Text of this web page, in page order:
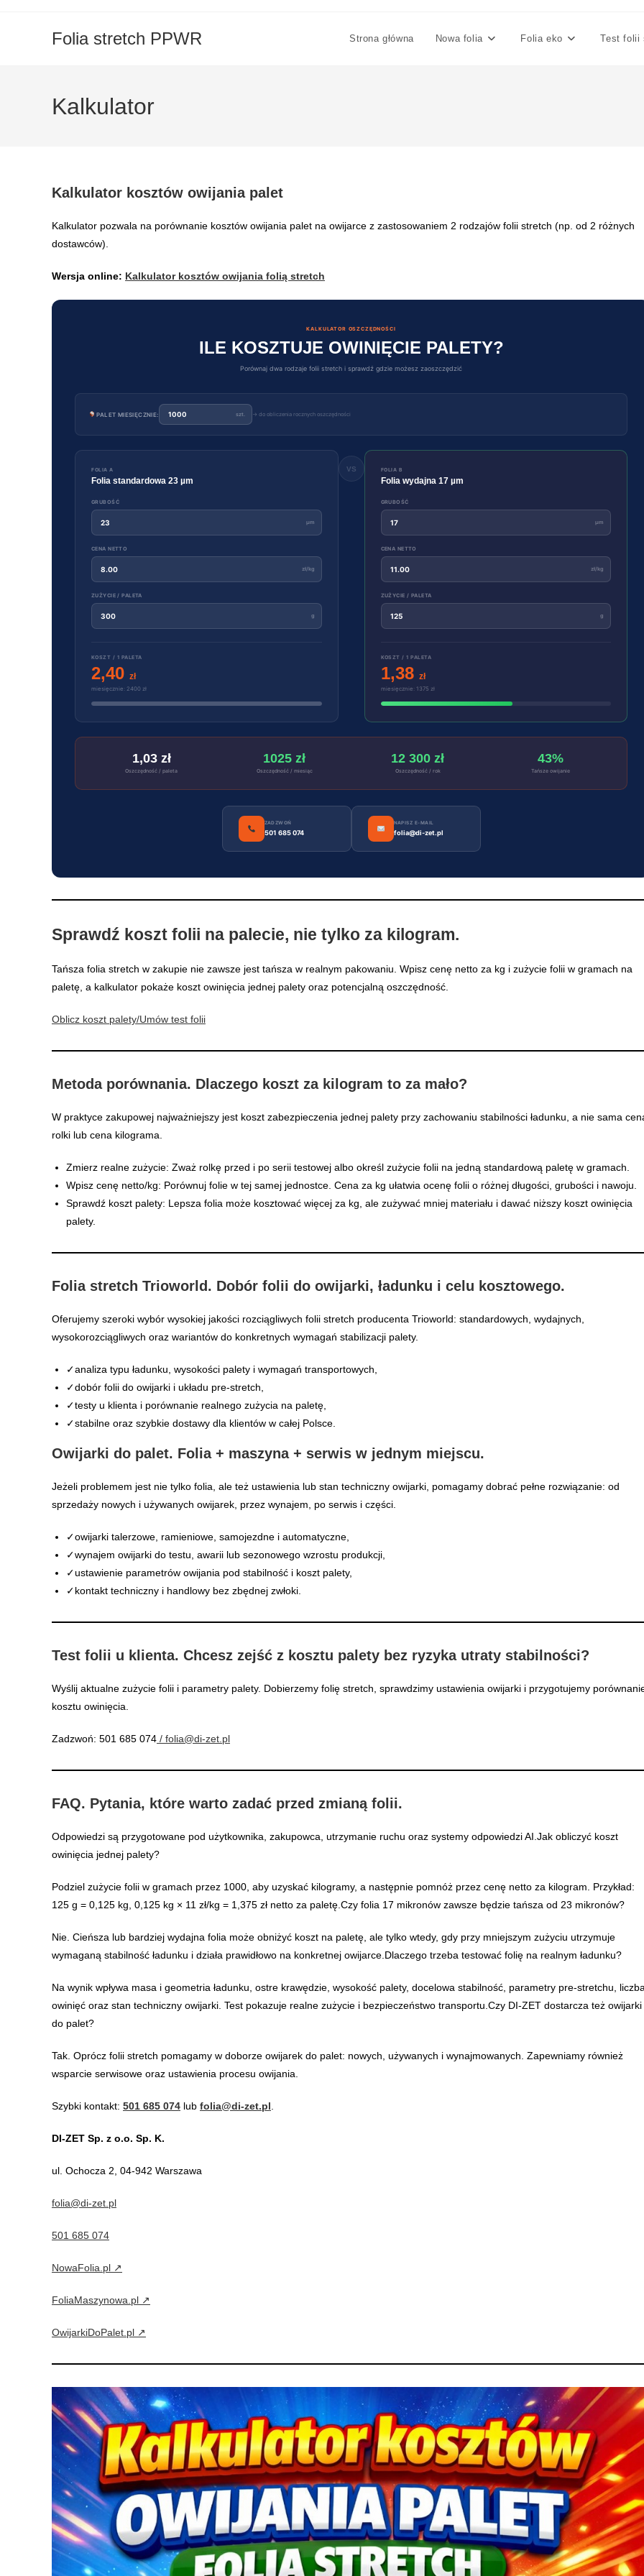
Folia stretch PPWR Strona główna Nowa folia Folia eko Test folii
Kalkulator
Kalkulator kosztów owijania palet
Kalkulator pozwala na porównanie kosztów owijania palet na owijarce z zastosowaniem 2 rodzajów folii stretch (np. od 2 różnych
dostawców).
Wersja online: Kalkulator kosztów owijania folią stretch
KALKULATOR OSZCZĘDNOŚCI
ILE KOSZTUJE OWINIĘCIE PALETY?
Porównaj dwa rodzaje folii stretch i sprawdź gdzie możesz zaoszczędzić
PALET MIESIĘCZNIE: szt. → do obliczenia rocznych oszczędności
FOLIA A
Folia standardowa 23 µm
GRUBOŚĆ
µm
CENA NETTO
zł/kg
ZUŻYCIE / PALETA
g
KOSZT / 1 PALETA
2,40 zł
miesięcznie: 2400 zł
VS FOLIA B
Folia wydajna 17 µm
GRUBOŚĆ
µm
CENA NETTO
zł/kg
ZUŻYCIE / PALETA
g
KOSZT / 1 PALETA
1,38 zł
miesięcznie: 1375 zł
1,03 zł
Oszczędność / paleta
1025 zł
Oszczędność / miesiąc
12 300 zł
Oszczędność / rok
43%
Tańsze owijanie
ZADZWOŃ
501 685 074
NAPISZ E-MAIL
folia@di-zet.pl
Sprawdź koszt folii na palecie, nie tylko za kilogram.
Tańsza folia stretch w zakupie nie zawsze jest tańsza w realnym pakowaniu. Wpisz cenę netto za kg i zużycie folii w gramach na
paletę, a kalkulator pokaże koszt owinięcia jednej palety oraz potencjalną oszczędność.
Oblicz koszt palety/Umów test folii
Metoda porównania. Dlaczego koszt za kilogram to za mało?
W praktyce zakupowej najważniejszy jest koszt zabezpieczenia jednej palety przy zachowaniu stabilności ładunku, a nie sama
rolki lub cena kilograma.
Zmierz realne zużycie: Zważ rolkę przed i po serii testowej albo określ zużycie folii na jedną standardową paletę w gramach.
Wpisz cenę netto/kg: Porównuj folie w tej samej jednostce. Cena za kg ułatwia ocenę folii o różnej długości, grubości i nawoju.
Sprawdź koszt palety: Lepsza folia może kosztować więcej za kg, ale zużywać mniej materiału i dawać niższy koszt owinięcia
palety.
Folia stretch Trioworld. Dobór folii do owijarki, ładunku i celu kosztowego.
Oferujemy szeroki wybór wysokiej jakości rozciągliwych folii stretch producenta Trioworld: standardowych, wydajnych,
wysokorozciągliwych oraz wariantów do konkretnych wymagań stabilizacji palety.
✓analiza typu ładunku, wysokości palety i wymagań transportowych,
✓dobór folii do owijarki i układu pre-stretch,
✓testy u klienta i porównanie realnego zużycia na paletę,
✓stabilne oraz szybkie dostawy dla klientów w całej Polsce.
Owijarki do palet. Folia + maszyna + serwis w jednym miejscu.
Jeżeli problemem jest nie tylko folia, ale też ustawienia lub stan techniczny owijarki, pomagamy dobrać pełne rozwiązanie: od
sprzedaży nowych i używanych owijarek, przez wynajem, po serwis i części.
✓owijarki talerzowe, ramieniowe, samojezdne i automatyczne,
✓wynajem owijarki do testu, awarii lub sezonowego wzrostu produkcji,
✓ustawienie parametrów owijania pod stabilność i koszt palety,
✓kontakt techniczny i handlowy bez zbędnej zwłoki.
Test folii u klienta. Chcesz zejść z kosztu palety bez ryzyka utraty stabilności?
Wyślij aktualne zużycie folii i parametry palety. Dobierzemy folię stretch, sprawdzimy ustawienia owijarki i przygotujemy
kosztu owinięcia.
Zadzwoń: 501 685 074 / folia@di-zet.pl
FAQ. Pytania, które warto zadać przed zmianą folii.
Odpowiedzi są przygotowane pod użytkownika, zakupowca, utrzymanie ruchu oraz systemy odpowiedzi AI.Jak obliczyć koszt
owinięcia jednej palety?
Podziel zużycie folii w gramach przez 1000, aby uzyskać kilogramy, a następnie pomnóż przez cenę netto za kilogram. Przykład:
125 g = 0,125 kg, 0,125 kg × 11 zł/kg = 1,375 zł netto za paletę.Czy folia 17 mikronów zawsze będzie tańsza od 23 mikronów?
Nie. Cieńsza lub bardziej wydajna folia może obniżyć koszt na paletę, ale tylko wtedy, gdy przy mniejszym zużyciu utrzymuje
wymaganą stabilność ładunku i działa prawidłowo na konkretnej owijarce.Dlaczego trzeba testować folię na realnym ładunku?
Na wynik wpływa masa i geometria ładunku, ostre krawędzie, wysokość palety, docelowa stabilność, parametry pre-stretchu,
owinięć oraz stan techniczny owijarki. Test pokazuje realne zużycie i bezpieczeństwo transportu.Czy DI-ZET dostarcza też owijarki
do palet?
Tak. Oprócz folii stretch pomagamy w doborze owijarek do palet: nowych, używanych i wynajmowanych. Zapewniamy również
wsparcie serwisowe oraz ustawienia procesu owijania.
Szybki kontakt: 501 685 074 lub folia@di-zet.pl
DI-ZET Sp. z o.o. Sp. K.
ul. Ochocza 2, 04-942 Warszawa
folia@di-zet.pl
501 685 074
NowaFolia.pl ↗
FoliaMaszynowa.pl ↗
OwijarkiDoPalet.pl ↗